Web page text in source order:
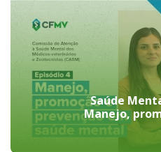
Saúde
Manejo,